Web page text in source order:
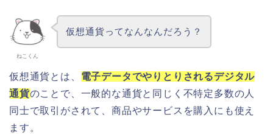
ねこくん
仮想通貨ってなんなんだろう？
仮想通貨とは、 電子データでやりとりされるデジタル
通貨のことで、一般的な通貨と同じく不特定多数の人
同士で取引がされて、商品やサービスを購入にも使え
ます。